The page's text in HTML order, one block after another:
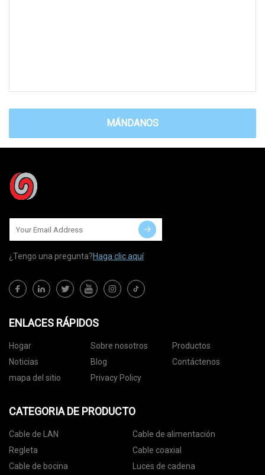
MÁNDANOS
¿Tengo una pregunta?Haga clic aquí
ENLACES RÁPIDOS
Hogar Sobre nosotros
Productos
Noticias
Blog
Contáctenos
mapa del sitio
Privacy Policy
CATEGORIA DE PRODUCTO
Cable de LAN
Cable de alimentación
Regleta
Cable coaxial
Cable de bocina
Luces de cadena